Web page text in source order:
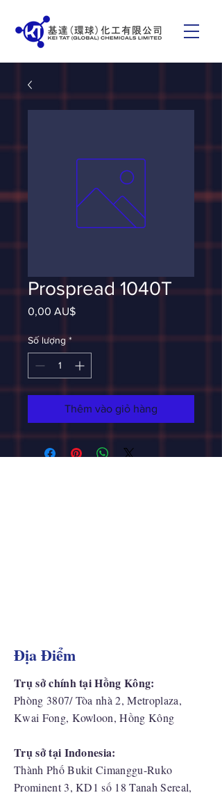
Prospread 1040T
0,00 AU$Giá
Số lượng *
Thêm vào giỏ hàng
Địa Điểm
Trụ sở chính tại Hồng Kông:
Phòng 3807/ Tòa nhà 2, Metroplaza,
Kwai Fong, Kowloon, Hồng Kông
Trụ sở tại Indonesia:
​Thành Phố Bukit Cimanggu-Ruko
Prominent 3, KD1 số 18 Tanah Sereal,